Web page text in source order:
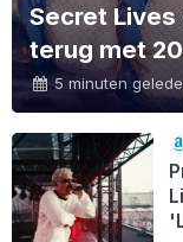
Secret
terug met
5 minuten